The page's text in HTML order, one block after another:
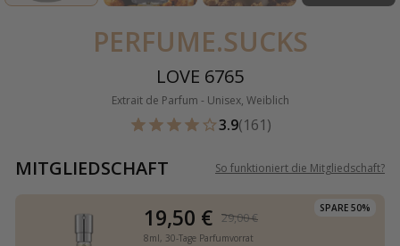
PERFUME.SUCKS
LOVE 6765
Extrait de Parfum - Unisex, Weiblich
3.9(161)
MITGLIEDSCHAFT So funktioniert die Mitgliedschaft?
SPARE 50%
19,50 € 29,00 €
8ml, 30-Tage Parfumvorrat